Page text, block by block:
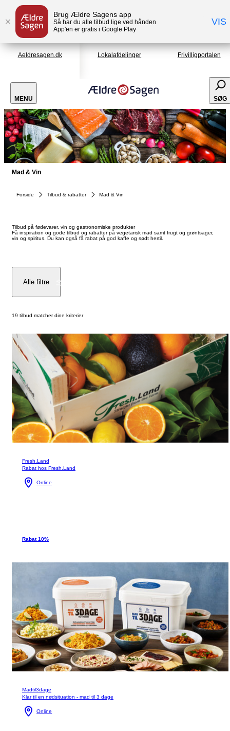
Brug Ældre Sagens app
Så har du alle tilbud lige ved hånden
App'en er gratis i Google Play
VIS
Aeldresagen.dk Lokalafdelinger Frivilligportalen
MENU SØG
Mad & Vin
Forside Tilbud & rabatter Mad & Vin
Tilbud på fødevarer, vin og gastronomiske produkter
Få inspiration og gode tilbud og rabatter på vegetarisk mad samt frugt og grøntsager,
vin og spiritus. Du kan også få rabat på god kaffe og sødt hertil.
Alle filtre
19 tilbud matcher dine kriterier
Fresh.Land
Rabat hos Fresh.Land
Online
Rabat 10%
Madtil3dage
Klar til en nødsituation - mad til 3 dage
Online